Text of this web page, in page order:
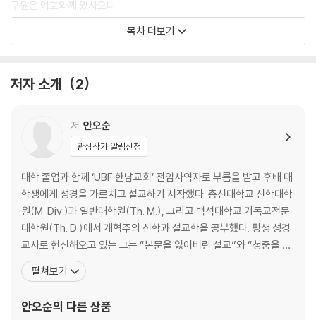
구원은 여호와께 있사오니
04(4:1-8) 56
06(6:1-10) 78
07(7:1-17) 88
내가 주께 피하오니
08(8:1-9) 102
사람이 무엇이기에
09(9:1-20) 112
공의로 세계를 심판하심이여
10(10:1-18) 128
영원무궁한 왕
11(11:1-7) 143
도망할 것인가? 피할 것인가?
거짓말과 순결한 말씀
목차 더보기
저자 소개 2
저 안오순
관심작가 알림신청
대학 졸업과 함께 ‘UBF 한남교회’ 전임사역자로 부름을 받고 후배 대
학생에게 성경을 가르치고 설교하기 시작했다. 총신대학교 신학대학
원(M. Div.)과 일반대학원(Th. M.), 그리고 백석대학교 기독교전문
대학원(Th. D.)에서 개혁주의 신학과 설교학을 공부했다. 평생 성경
교사로 헌신해오고 있는 그는 “본문을 잃어버린 설교”와 “청중을 잃
어버린 설교”에 안타까움을 느끼고 ‘어떻게 하면 성경 본문의 의미를
바르게 찾아서 오늘의 청중에게 적실하게 적용하여 들리는 설교를 할
avid Pastoral Educati
펼쳐보기
안오순의 다른 상품